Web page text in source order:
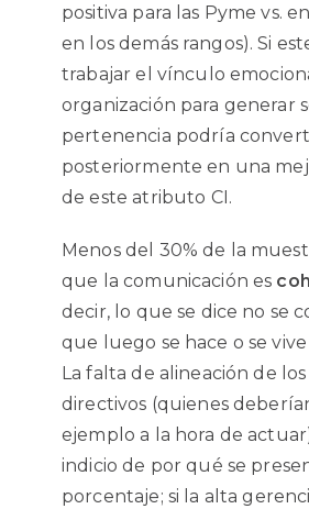
positiva para las Pyme vs.
en los demás rangos). Si
trabajar el vínculo
organización para generar
pertenencia podría
posteriormente en una
de este atributo CI.
Menos del 30% de la
que la comunicación es
decir, lo que se dice no se
que luego se hace o se
La falta de alineación de
directivos (quienes
ejemplo a la hora de
indicio de por qué se
porcentaje; si la alta